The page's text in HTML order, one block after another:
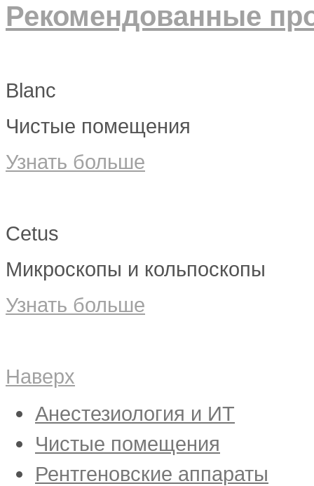
Рекомендованные
Blanc
Чистые помещения
Узнать больше
Cetus
Микроскопы и кольпоскопы
Узнать больше
Наверх
Анестезиология и ИТ
Maja
Inspirer
Чистые помещения
Рентгеновские аппараты